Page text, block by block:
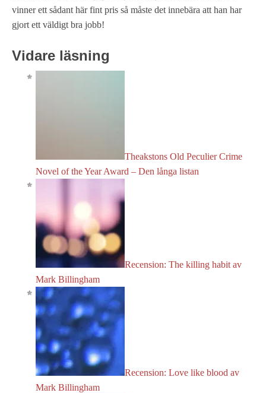
vinner ett sådant här fint pris så måste det innebära att han har
gjort ett väldigt bra jobb!
Vidare läsning
Theakstons Old Peculier Crime
Novel of the Year Award – Den långa listan
Recension: The killing habit av
Mark Billingham
Recension: Love like blood av
Mark Billingham